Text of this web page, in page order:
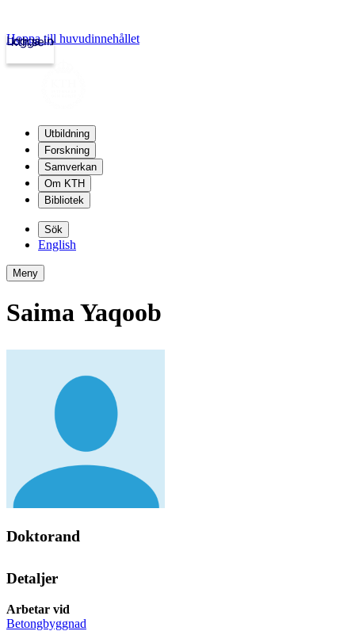
kth.se
Logga in
Hoppa till huvudinnehållet
Utbildning
Forskning
Samverkan
Om KTH
Bibliotek
Sök
English
Meny
Saima Yaqoob
Doktorand
Detaljer
Arbetar vid
Betongbyggnad